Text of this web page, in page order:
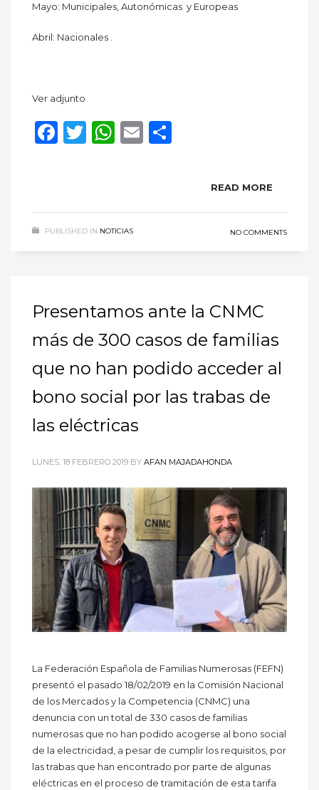
Mayo: Municipales, Autonómicas y Europeas
Abril: Nacionales .
Ver adjunto
Facebook
Twitter
WhatsApp
Email
READ MORE
PUBLISHED IN NOTICIAS NO COMMENTS
Presentamos ante la CNMC
más de 300 casos de familias
que no han podido acceder al
bono social por las trabas de
las eléctricas
LUNES, 18 FEBRERO 2019 BY AFAN MAJADAHONDA
La Federación Española de Familias Numerosas (FEFN)
presentó el pasado 18/02/2019 en la Comisión Nacional
de los Mercados y la Competencia (CNMC) una
denuncia con un total de 330 casos de familias
numerosas que no han podido acogerse al bono social
de la electricidad, a pesar de cumplir los requisitos, por
las trabas que han encontrado por parte de algunas
eléctricas en el proceso de tramitación de esta tarifa